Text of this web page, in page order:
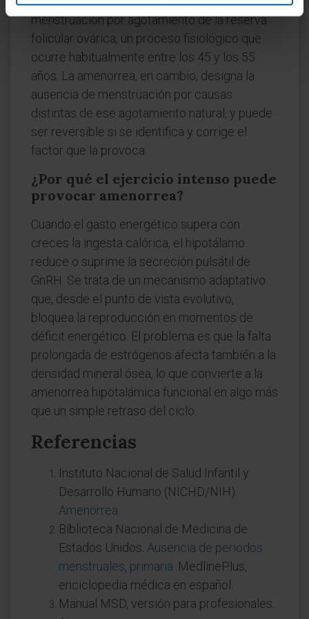
menstruación por agotamiento de la reserva
folicular ovárica, un proceso fisiológico que
ocurre habitualmente entre los 45 y los 55
años. La amenorrea, en cambio, designa la
ausencia de menstruación por causas
distintas de ese agotamiento natural, y puede
ser reversible si se identifica y corrige el
factor que la provoca.
¿Por qué el ejercicio intenso puede
provocar amenorrea?
Cuando el gasto energético supera con
creces la ingesta calórica, el hipotálamo
reduce o suprime la secreción pulsátil de
GnRH. Se trata de un mecanismo adaptativo
que, desde el punto de vista evolutivo,
bloquea la reproducción en momentos de
déficit energético. El problema es que la falta
prolongada de estrógenos afecta también a la
densidad mineral ósea, lo que convierte a la
amenorrea hipotalámica funcional en algo más
que un simple retraso del ciclo.
Referencias
Instituto Nacional de Salud Infantil y
Desarrollo Humano (NICHD/NIH).
Amenorrea
Biblioteca Nacional de Medicina de
Estados Unidos. Ausencia de periodos
menstruales, primaria . MedlinePlus,
enciclopedia médica en español.
Manual MSD, versión para profesionales.